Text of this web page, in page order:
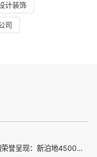
计装饰
司
上海天太空间荣誉呈现：新泊地4500㎡总部科研办公一体化空间圆满交付